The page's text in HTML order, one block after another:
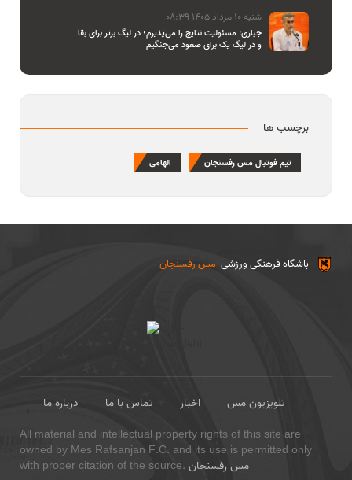
شنبه 10 مرداد 1405 08:39
جباری: مسئولیت نتایج را می‌پذیرم؛ در لیگ برتر برای بقا
و در لیگ یک برای صعود می‌جنگیم
برچسب ها
تیم فوتبال مس رفسنجان الهامی
مس رفسنجان باشگاه فرهنگی ورزشی
درباره ما تماس با ما اخبار
تلویزیون مس
All material and intellectual property rights of this site are
owned by Mes Rafsanjan F.C. and its use is permitted only
with proper citation of the source. مس رفسنجان